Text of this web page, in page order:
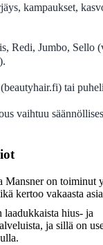
kampaukset,
Redi, Jumbo, Sello
tai
vaihtuu
Mansner on toiminut
kertoo vakaasta
laadukkaista hius- ja
ja sillä on